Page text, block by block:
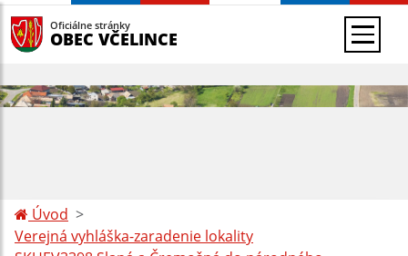
Oficiálne stránky
OBEC VČELINCE
Úvod
Verejná vyhláška-zaradenie lokality